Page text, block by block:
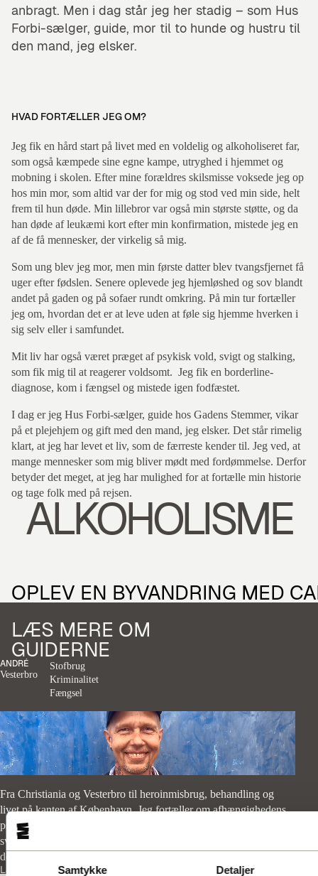
Samtykke Detaljer
anbragt. Men i dag står jeg her stadig – som Hus
Forbi-sælger, guide, mor til to hunde og hustru til
den mand, jeg elsker.
HVAD FORTÆLLER JEG OM?
Jeg fik en hård start på livet med en voldelig og alkoholiseret far,
som også kæmpede sine egne kampe, utryghed i hjemmet og
mobning i skolen. Efter mine forældres skilsmisse voksede jeg op
hos min mor, som altid var der for mig og stod ved min side, helt
frem til hun døde. Min lillebror var også min største støtte, og da
han døde af leukæmi kort efter min konfirmation, mistede jeg en
af de få mennesker, der virkelig så mig.
Som ung blev jeg mor, men min første datter blev tvangsfjernet få
uger efter fødslen. Senere oplevede jeg hjemløshed og sov blandt
andet på gaden og på sofaer rundt omkring. På min tur fortæller
jeg om, hvordan det er at leve uden at føle sig hjemme hverken i
sig selv eller i samfundet.
Mit liv har også været præget af psykisk vold, svigt og stalking,
som fik mig til at reagerer voldsomt. Jeg fik en borderline-
diagnose, kom i fængsel og mistede igen fodfæstet.
I dag er jeg Hus Forbi-sælger, guide hos Gadens Stemmer, vikar
på et plejehjem og gift med den mand, jeg elsker. Det står rimelig
klart, at jeg har levet et liv, som de færreste kender til. Jeg ved, at
mange mennesker som mig bliver mødt med fordømmelse. Derfor
betyder det meget, at jeg har mulighed for at fortælle min historie
og tage folk med på rejsen.
ALKOHOLISME
OPLEV EN BYVANDRING MED
LÆS MERE OM
GUIDERNE
ANDRÉ
Vesterbro
Stofbrug
Kriminalitet
Fængsel
Fra Christiania og Vesterbro til heroinmisbrug, behandling og
livet på kanten af København. Jeg fortæller om afhængighedens
psykologi, jagten på anerkendelse og hvorfor det kan være så
svært at slippe et miljø, selv når man risikerer at miste alt — også
dem man elsker allermest.
Læs mere